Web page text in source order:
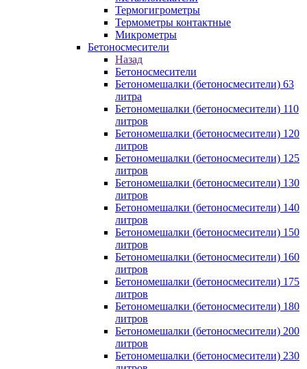
Термогигрометры
Термометры контактные
Микрометры
Бетоносмесители
Назад
Бетоносмесители
Бетономешалки (бетоносмесители) 63
литра
Бетономешалки (бетоносмесители) 110
литров
Бетономешалки (бетоносмесители) 120
литров
Бетономешалки (бетоносмесители) 125
литров
Бетономешалки (бетоносмесители) 130
литров
Бетономешалки (бетоносмесители) 140
литров
Бетономешалки (бетоносмесители) 150
литров
Бетономешалки (бетоносмесители) 160
литров
Бетономешалки (бетоносмесители) 175
литров
Бетономешалки (бетоносмесители) 180
литров
Бетономешалки (бетоносмесители) 200
литров
Бетономешалки (бетоносмесители) 230